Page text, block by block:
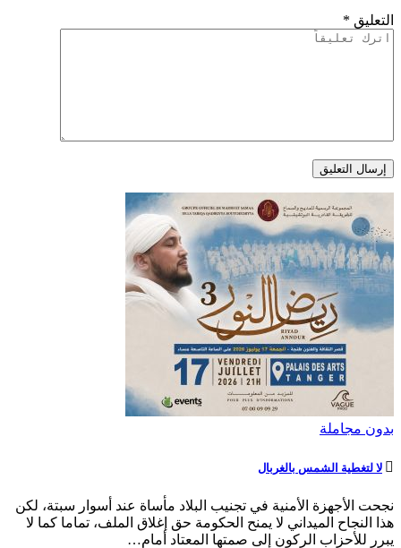
التعليق *
بدون مجاملة
لا لتغطية الشمس بالغربال
نجحت الأجهزة الأمنية في تجنيب البلاد مأساة عند أسوار سبتة، لكن
هذا النجاح الميداني لا يمنح الحكومة حق إغلاق الملف، تماما كما لا
يبرر للأحزاب الركون إلى صمتها المعتاد أمام…